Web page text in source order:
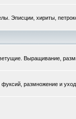
Эписции, хириты,
Выращивание,
размножение и